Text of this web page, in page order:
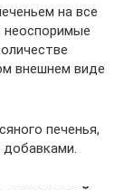
на все
неоспоримые
внешнем виде
печенья,